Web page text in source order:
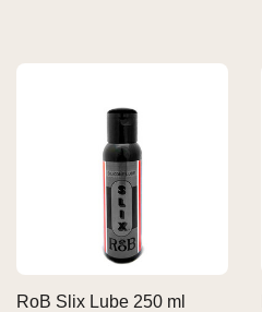
RoB Slix Lube 250 ml